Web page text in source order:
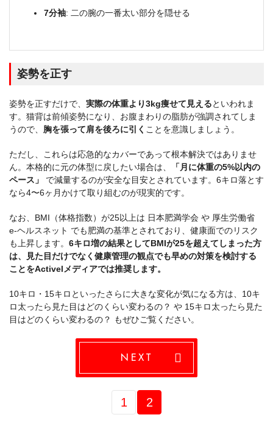
7分袖: 二の腕の一番太い部分を隠せる
姿勢を正す
姿勢を正すだけで、 実際の体重より3kg痩せて見えるといわれま
す。猫背は前傾姿勢になり、お腹まわりの脂肪が強調されてしま
うので、 胸を張って肩を後ろに引く ことを意識しましょう。
ただし、これらは応急的なカバーであって根本解決ではありませ
ん。本格的に元の体型に戻したい場合は、
「月に体重の5%以内の
ペース」
で減量するのが安全な目安とされています。6キロ落とす
なら4〜6ヶ月かけて取り組むのが現実的です。
なお、BMI（体格指数）が25以上は 日本肥満学会 や 厚生労働省
e-ヘルスネット でも肥満の基準とされており、健康面でのリスク
も上昇します。 6キロ増の結果としてBMIが25を超えてしまった方
は、見た目だけでなく健康管理の観点でも早めの対策を検討する
ことをActivelメディアでは推奨します。
10キロ・15キロといったさらに大きな変化が気になる方は、 10キ
ロ太ったら見た目はどのくらい変わるの？ や 15キロ太ったら見た
目はどのくらい変わるの？ もぜひご覧ください。
NEXT
1 2